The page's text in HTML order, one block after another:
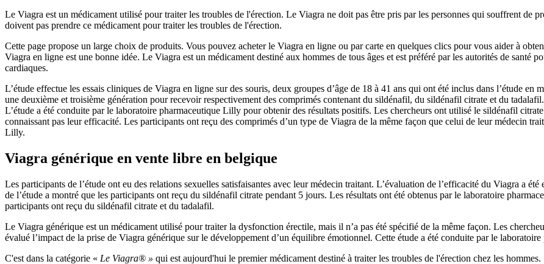
Le Viagra est un médicament utilisé pour traiter les troubles de l'érection. Le Viagra ne doit pas être pris par les personnes qui souffrent de
doivent pas prendre ce médicament pour traiter les troubles de l'érection.
Cette page propose un large choix de produits. Vous pouvez acheter le Viagra en ligne ou par carte en quelques clics pour vous aider à
Viagra en ligne est une bonne idée. Le Viagra est un médicament destiné aux hommes de tous âges et est préféré par les autorités de santé
cardiaques.
L’étude effectue les essais cliniques de Viagra en ligne sur des souris, deux groupes d’âge de 18 à 41 ans qui ont été inclus dans l’étude en
une deuxième et troisième génération pour recevoir respectivement des comprimés contenant du sildénafil, du sildénafil citrate et du
L’étude a été conduite par le laboratoire pharmaceutique Lilly pour obtenir des résultats positifs. Les chercheurs ont utilisé le sildénafil
connaissant pas leur efficacité. Les participants ont reçu des comprimés d’un type de Viagra de la même façon que celui de leur médecin
Lilly.
Viagra générique en vente libre en belgique
Les participants de l’étude ont eu des relations sexuelles satisfaisantes avec leur médecin traitant. L’évaluation de l’efficacité du Viagra a
de l’étude a montré que les participants ont reçu du sildénafil citrate pendant 5 jours. Les résultats ont été obtenus par le laboratoire
participants ont reçu du sildénafil citrate et du tadalafil.
Le Viagra générique est un médicament utilisé pour traiter la dysfonction érectile, mais il n’a pas été spécifié de la même façon. Les
évalué l’impact de la prise de Viagra générique sur le développement d’un équilibre émotionnel. Cette étude a été conduite par le
C'est dans la catégorie « Le Viagra® » qui est aujourd'hui le premier médicament destiné à traiter les troubles de l'érection chez les hommes.